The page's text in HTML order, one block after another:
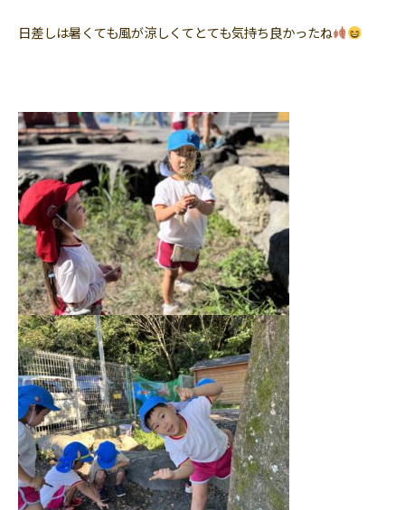
日差しは暑くても風が涼しくてとても気持ち良かったね